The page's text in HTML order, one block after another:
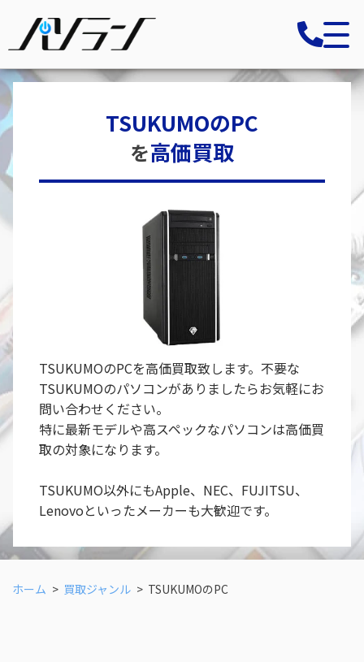
TSUKUMOのPC
を高価買取
TSUKUMOのPCを高価買取致します。不要な
TSUKUMOのパソコンがありましたらお気軽にお
問い合わせください。
特に最新モデルや高スペックなパソコンは高価買
取の対象になります。
TSUKUMO以外にもApple、NEC、FUJITSU、
Lenovoといったメーカーも大歓迎です。
ホーム 買取ジャンル TSUKUMOのPC